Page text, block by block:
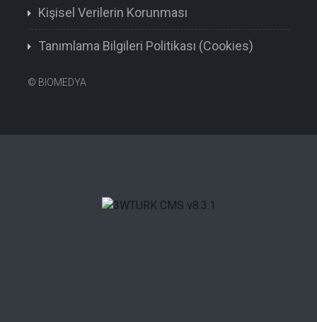
Kişisel Verilerin Korunması
Tanımlama Bilgileri Politikası (Cookies)
© BIOMEDYA